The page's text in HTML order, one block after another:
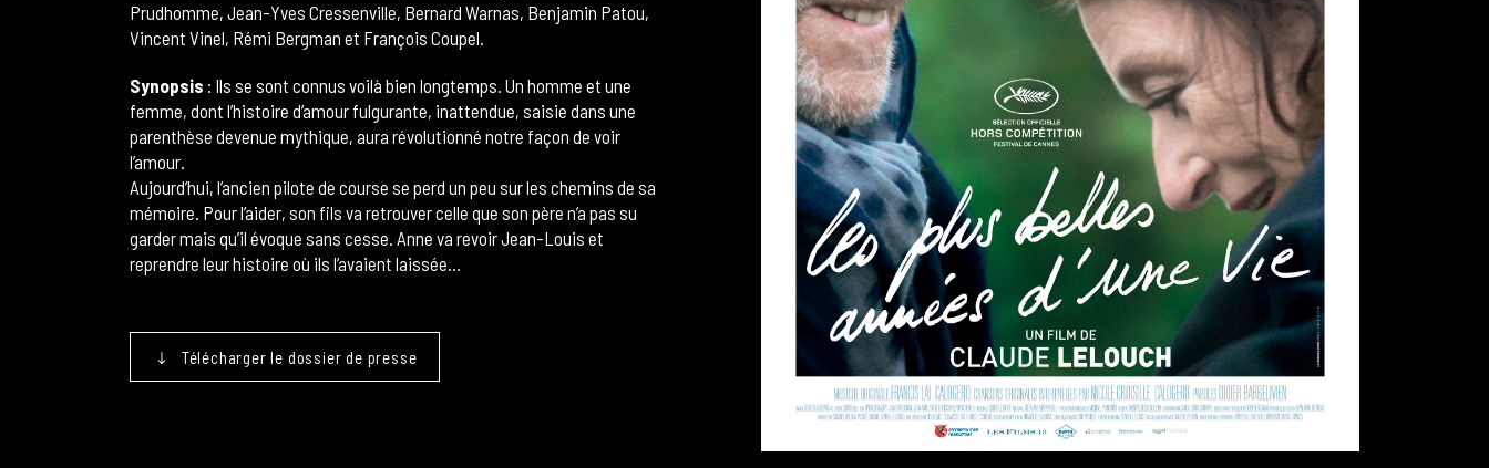
Prudhomme, Jean-Yves Cressenville, Bernard Warnas, Benjamin Patou,
Vincent Vinel, Rémi Bergman et François Coupel.
Synopsis : Ils se sont connus voilà bien longtemps. Un homme et une
femme, dont l’histoire d’amour fulgurante, inattendue, saisie dans une
parenthèse devenue mythique, aura révolutionné notre façon de voir
l’amour.
Aujourd’hui, l’ancien pilote de course se perd un peu sur les chemins de sa
mémoire. Pour l’aider, son fils va retrouver celle que son père n’a pas su
garder mais qu’il évoque sans cesse. Anne va revoir Jean-Louis et
reprendre leur histoire où ils l’avaient laissée…
Télécharger le dossier de presse